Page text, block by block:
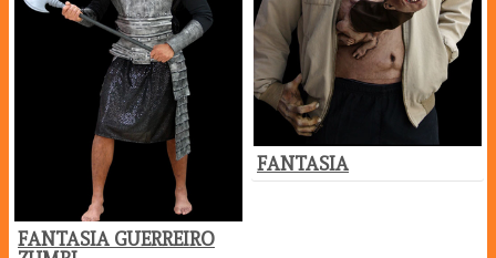
FANTASIA
FANTASIA GUERREIRO